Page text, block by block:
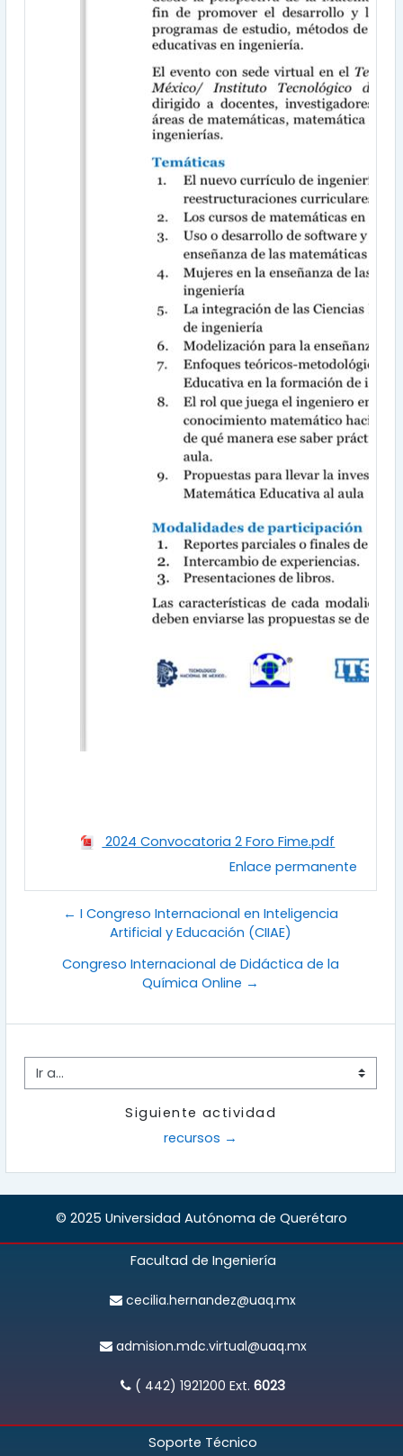
2024 Convocatoria 2 Foro Fime.pdf
Enlace permanente
← I Congreso Internacional en Inteligencia
Artificial y Educación (CIIAE)
Congreso Internacional de Didáctica de la
Química Online →
Ir a...
Siguiente actividad
recursos →
© 2025 Universidad Autónoma de Querétaro
Facultad de Ingeniería
cecilia.hernandez@uaq.mx
admision.mdc.virtual@uaq.mx
( 442) 1921200Ext.6023
Soporte Técnico